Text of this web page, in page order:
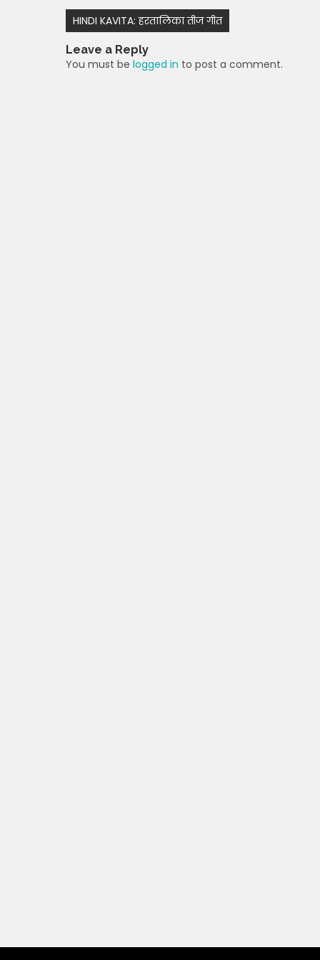
ts
A
p
e
b
o
er e
st
di
t
m
Post
navigation
HINDI KAVITA: हरतालिका तीज गीत
Leave a Reply
You must be logged in to post a comment.